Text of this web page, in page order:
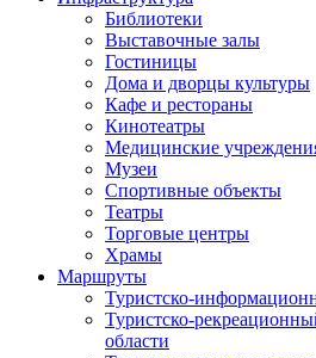
Библиотеки
Выставочные залы
Гостиницы
Дома и дворцы культуры
Кафе и рестораны
Кинотеатры
Медицинские
Музеи
Спортивные объекты
Театры
Торговые центры
Храмы
Маршруты
Туристско-
Туристско-
области